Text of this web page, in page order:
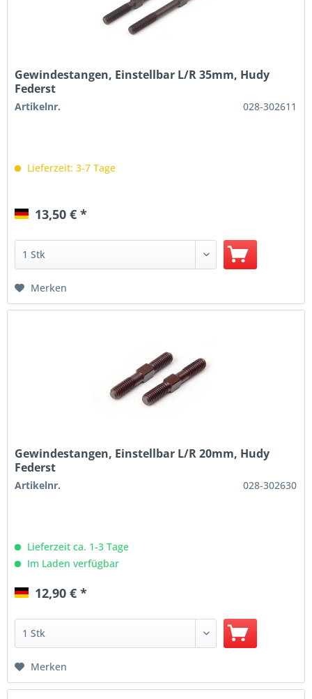
Gewindestangen, Einstellbar L/R 35mm, Hudy
Federst
Artikelnr. 028-302611
Lieferzeit: 3-7 Tage
13,50 € *
Merken
Gewindestangen, Einstellbar L/R 20mm, Hudy
Federst
Artikelnr. 028-302630
Lieferzeit ca. 1-3 Tage
Im Laden verfügbar
12,90 € *
Merken